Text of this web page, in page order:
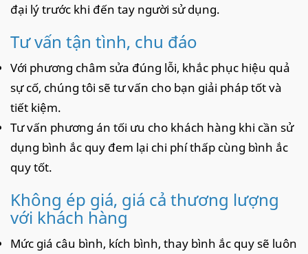
đại lý trước khi đến tay người sử dụng.
Tư vấn tận tình, chu đáo
Với phương châm sửa đúng lỗi, khắc phục hiệu quả
sự cố, chúng tôi sẽ tư vấn cho bạn giải pháp tốt và
tiết kiệm.
Tư vấn phương án tối ưu cho khách hàng khi cần sử
dụng bình ắc quy đem lại chi phí thấp cùng bình ắc
quy tốt.
Không ép giá, giá cả thương lượng
với khách hàng
Mức giá câu bình, kích bình, thay bình ắc quy sẽ luôn